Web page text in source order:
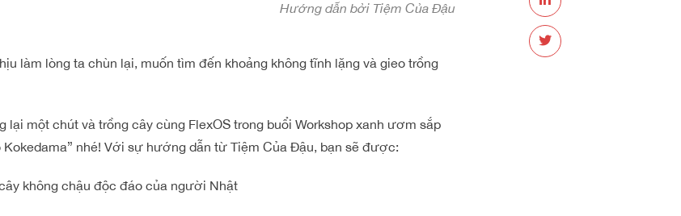
Hướng dẫn bởi Tiệm Của Đậu
làm lòng ta chùn lại, muốn tìm đến khoảng không tĩnh lặng và gieo trồng
lại một chút và trồng cây cùng FlexOS trong buổi Workshop xanh ươm sắp
nhé! Với sự hướng dẫn từ Tiệm Của Đậu, bạn sẽ được:
không chậu độc đáo của người Nhật